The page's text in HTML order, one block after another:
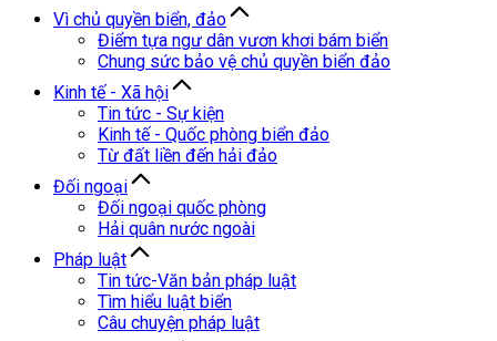
Vì chủ quyền biển, đảo
Điểm tựa ngư dân vươn khơi bám biển
Chung sức bảo vệ chủ quyền biển đảo
Kinh tế - Xã hội
Tin tức - Sự kiện
Kinh tế - Quốc phòng biển đảo
Từ đất liền đến hải đảo
Đối ngoại
Đối ngoại quốc phòng
Hải quân nước ngoài
Pháp luật
Tin tức-Văn bản pháp luật
Tìm hiểu luật biển
Câu chuyện pháp luật